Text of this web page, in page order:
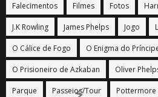
Falecimentos Filmes Fotos
J.K Rowling James Phelps Jogo
O Cálice de Fogo O Enigma do
O Prisioneiro de Azkaban Oliver
Parque Passeios/Tour Pottermore